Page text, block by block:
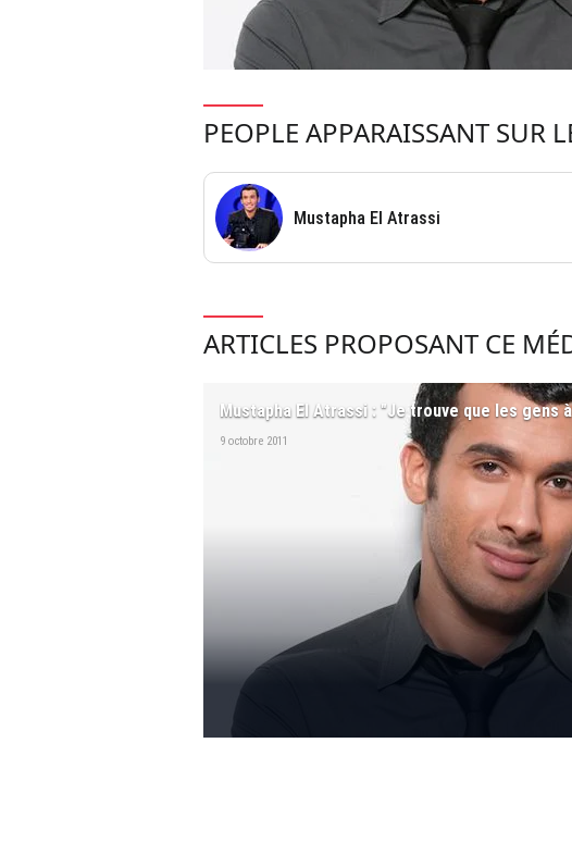
PEOPLE APPARAISSANT SUR
Mustapha El Atrassi
ARTICLES PROPOSANT CE
Mustapha El Atrassi : "Je trouve que les gens
9 octobre 2011